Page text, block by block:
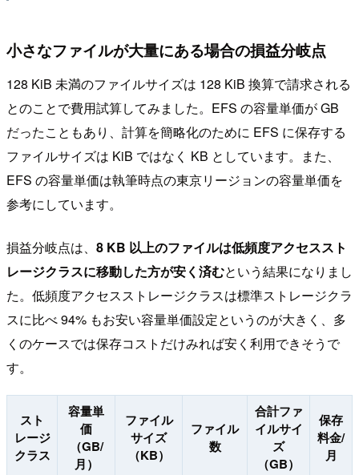
小さなファイルが大量にある場合の損益分岐点
128 KiB 未満のファイルサイズは 128 KiB 換算で請求される
とのことで費用試算してみました。EFS の容量単価が GB
だったこともあり、計算を簡略化のために EFS に保存する
ファイルサイズは KiB ではなく KB としています。また、
EFS の容量単価は執筆時点の東京リージョンの容量単価を
参考にしています。
損益分岐点は、 8 KB 以上のファイルは低頻度アクセススト
レージクラスに移動した方が安く済むという結果になりまし
た。低頻度アクセスストレージクラスは標準ストレージクラ
スに比べ 94% もお安い容量単価設定というのが大きく、多
くのケースでは保存コストだけみれば安く利用できそうで
す。
スト
レージ
クラス
容量単
価
（GB/
月）
ファイル
サイズ
（KB）
ファイル
数
合計ファ
イルサイ
ズ
（GB）
保存
料金/
月